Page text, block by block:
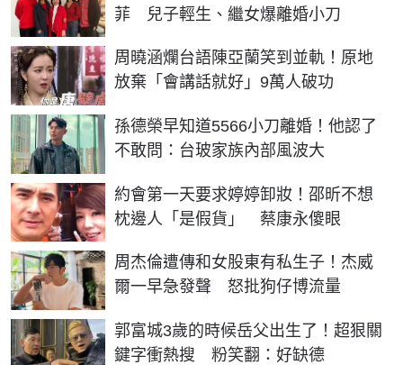
菲 兒子輕生、繼女爆離婚小刀
周曉涵爛台語陳亞蘭笑到並軌！原地
放棄「會講話就好」9萬人破功
孫德榮早知道5566小刀離婚！他認了
不敢問：台玻家族內部風波大
約會第一天要求婷婷卸妝！邵昕不想
枕邊人「是假貨」 蔡康永傻眼
周杰倫遭傳和女股東有私生子！杰威
爾一早急發聲 怒批狗仔博流量
郭富城3歲的時候岳父出生了！超狠關
鍵字衝熱搜 粉笑翻：好缺德